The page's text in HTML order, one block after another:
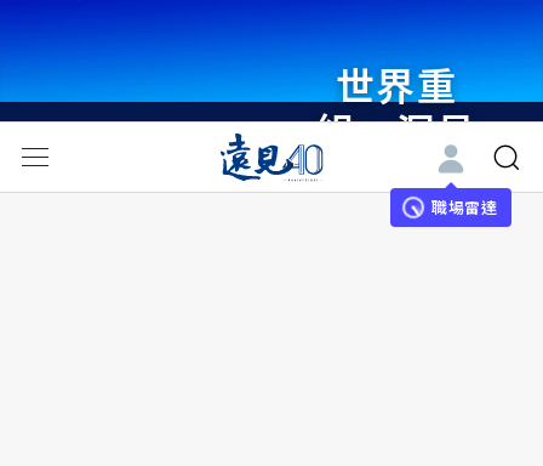
世界重
組・洞見
未來 與
世界領袖
職場雷達